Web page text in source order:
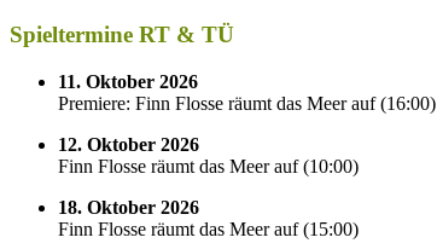
Spieltermine RT & TÜ
11. Oktober 2026
Premiere: Finn Flosse räumt das Meer auf(16:00)
12. Oktober 2026
Finn Flosse räumt das Meer auf(10:00)
18. Oktober 2026
Finn Flosse räumt das Meer auf(15:00)